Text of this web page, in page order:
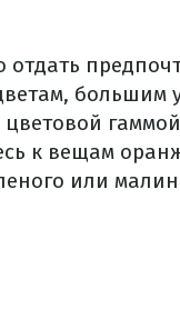
большим
цветовой гаммой
к вещам
или